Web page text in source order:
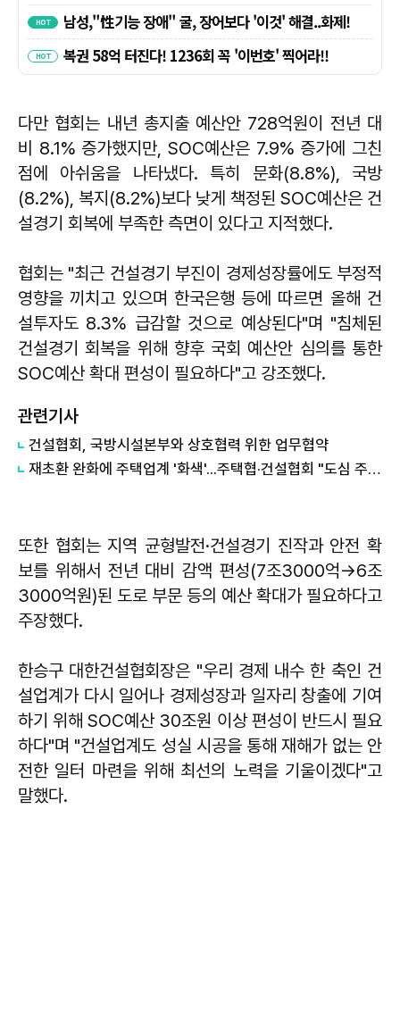
다만 협회는 내년 총지출 예산안 728억원이 전년 대
비 8.1% 증가했지만, SOC예산은 7.9% 증가에 그친
점에 아쉬움을 나타냈다. 특히 문화(8.8%), 국방
(8.2%), 복지(8.2%)보다 낮게 책정된 SOC예산은 건
설경기 회복에 부족한 측면이 있다고 지적했다.
협회는 "최근 건설경기 부진이 경제성장률에도 부정적
영향을 끼치고 있으며 한국은행 등에 따르면 올해 건
설투자도 8.3% 급감할 것으로 예상된다"며 "침체된
건설경기 회복을 위해 향후 국회 예산안 심의를 통한
SOC예산 확대 편성이 필요하다"고 강조했다.
관련기사
건설협회, 국방시설본부와 상호협력 위한 업무협약
재초환 완화에 주택업계 '화색'...주택협·건설협회 "도심 주택 공급에 활력"
또한 협회는 지역 균형발전·건설경기 진작과 안전 확
보를 위해서 전년 대비 감액 편성(7조3000억→6조
3000억원)된 도로 부문 등의 예산 확대가 필요하다고
주장했다.
한승구 대한건설협회장은 "우리 경제 내수 한 축인 건
설업계가 다시 일어나 경제성장과 일자리 창출에 기여
하기 위해 SOC예산 30조원 이상 편성이 반드시 필요
하다"며 "건설업계도 성실 시공을 통해 재해가 없는 안
전한 일터 마련을 위해 최선의 노력을 기울이겠다"고
말했다.